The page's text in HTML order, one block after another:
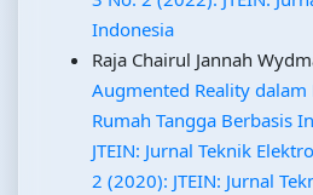
Indonesia
Raja Chairul Jannah
Augmented Reality
Rumah Tangga Berbasis
JTEIN: Jurnal Teknik
2 (2020): JTEIN: Jurnal